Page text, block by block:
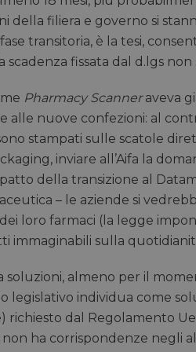
della filiera e governo si
transitoria, è la tesi,
scadenza fissata dal d.lgs
Pharmacy Scanneraveva
alle nuove confezioni: al
stampati sulle scatole
inviare all’Aifa la
della transizione al
– le aziende si
loro farmaci (la legge
immaginabili sulla
soluzioni, almeno per il
legislativo individua come
richiesto dal Regolamento
non ha corrispondenze negli